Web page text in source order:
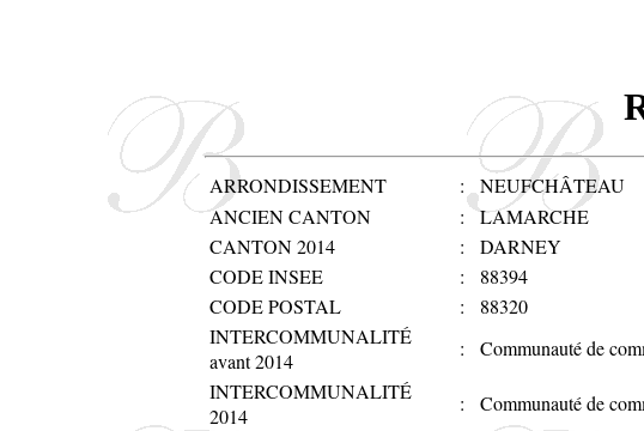
ARRONDISSEMENT : NEUFCHÂTEAU
ANCIEN CANTON :
LAMARCHE
CANTON 2014
:
DARNEY
CODE INSEE
:
88394
CODE POSTAL
:
88320
INTERCOMMUNALITÉ
avant 2014
:
Communauté de
INTERCOMMUNALITÉ
2014
:
Communauté de